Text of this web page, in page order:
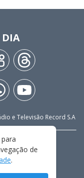
DIA
e Televisão Record S.A
de
.